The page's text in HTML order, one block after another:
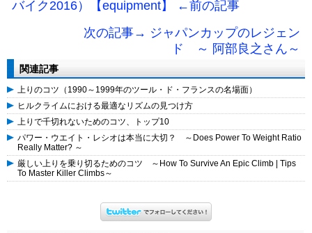
バイク2016）【equipment】 ←前の記事
次の記事→ ジャパンカップのレジェン
ド ～ 阿部良之さん～
関連記事
上りのコツ（1990～1999年のツール・ド・フランスの名場面）
ヒルクライムにおける最適なリズムの見つけ方
上りで千切れないためのコツ、トップ10
パワー・ウエイト・レシオは本当に大切？ ～Does Power To Weight Ratio
Really Matter? ～
厳しい上りを乗り切るためのコツ ～How To Survive An Epic Climb | Tips
To Master Killer Climbs～